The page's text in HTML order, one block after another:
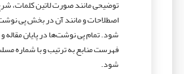
توضیحی مانند صورت لاتین کلمات،
اصطلاحات و مانند آن در بخش پی
شود. تمام پی نوشت‌ها در پایان مقاله
فهرست منابع به ترتیب و با شماره
شود.